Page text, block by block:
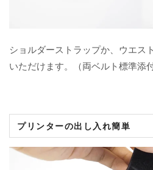
ショルダーストラップか、ウエス
いただけます。（両ベルト標準添付
プリンターの出し入れ簡単